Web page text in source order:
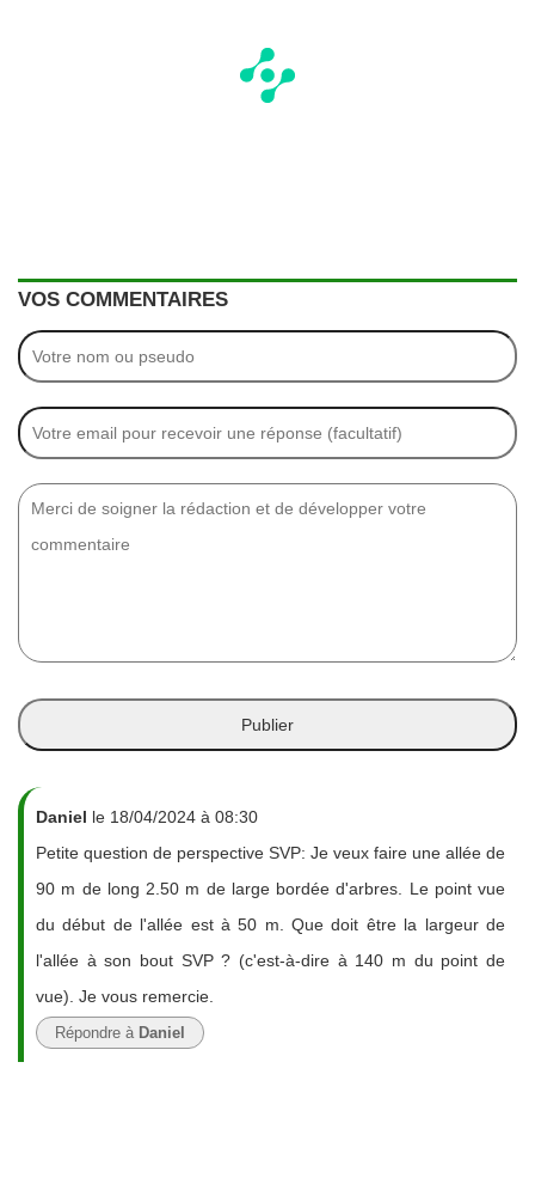
VOS COMMENTAIRES
Daniel le 18/04/2024 à 08:30
Petite question de perspective SVP: Je veux faire une allée de
90 m de long 2.50 m de large bordée d'arbres. Le point vue
du début de l'allée est à 50 m. Que doit être la largeur de
l'allée à son bout SVP ? (c'est-à-dire à 140 m du point de
vue). Je vous remercie.
Répondre à Daniel